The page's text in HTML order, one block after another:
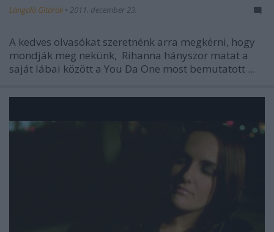
Lángoló Gitárok • 2011. december 23.
A kedves olvasókat szeretnénk arra megkérni, hogy
mondják meg nekünk, Rihanna hányszor matat a
saját lábai között a You Da One most bemutatott ...